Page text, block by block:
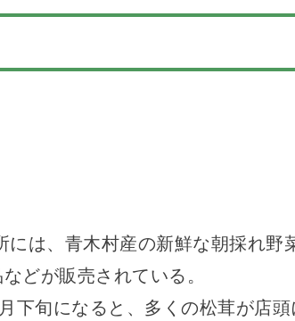
は、青木村産の新鮮な朝採れ野
どが販売されている。
下旬になると、多くの松茸が店頭